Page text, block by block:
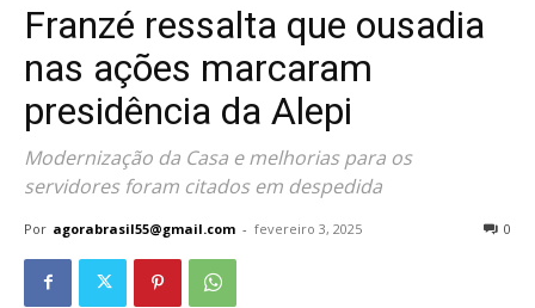
Franzé ressalta que ousadia
nas ações marcaram
presidência da Alepi
Modernização da Casa e melhorias para os
servidores foram citados em despedida
Por agorabrasil55@gmail.com - fevereiro 3, 2025 0